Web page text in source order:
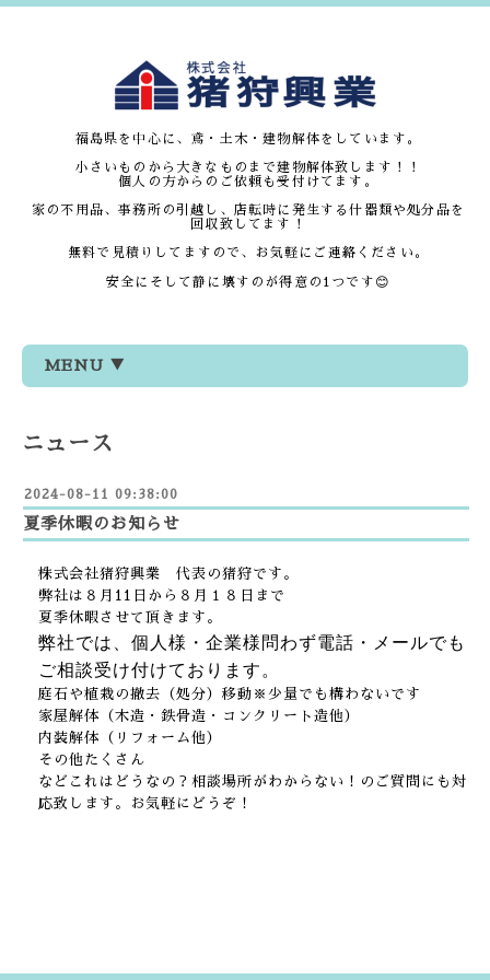
福島県を中心に、鳶・土木・建物解体をしています。
小さいものから大きなものまで建物解体致します！！
個人の方からのご依頼も受付けてます。
家の不用品、事務所の引越し、店転時に発生する什器類や処分品を
回収致してます！
無料で見積りしてますので、お気軽にご連絡ください。
安全にそして静に壊すのが得意の1つです😊
MENU ▼
ニュース
2024-08-11 09:38:00
夏季休暇のお知らせ
株式会社猪狩興業 代表の猪狩です。
弊社は８月11日から８月１８日まで
夏季休暇させて頂きます。
弊社では、個人様・企業様問わず電話・メールでも
ご相談受け付けております。
庭石や植栽の撤去（処分）移動※少量でも構わないです
家屋解体（木造・鉄骨造・コンクリート造他）
内装解体（リフォーム他）
その他たくさん
などこれはどうなの？相談場所がわからない！のご質問にも対
応致します。お気軽にどうぞ！